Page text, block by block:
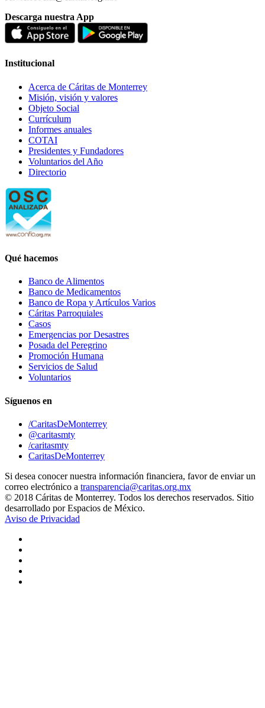
Descarga nuestra App
Institucional
Acerca de Cáritas de Monterrey
Misión, visión y valores
Objeto Social
Currículum
Informes anuales
COTAI
Presidentes y Fundadores
Voluntarios del Año
Directorio
Qué hacemos
Banco de Alimentos
Banco de Medicamentos
Banco de Ropa y Artículos Varios
Cáritas Parroquiales
Casos
Emergencias por Desastres
Posada del Peregrino
Promoción Humana
Servicios de Salud
Voluntarios
Síguenos en
/CaritasDeMonterrey
@caritasmty
/caritasmty
CaritasDeMonterrey
Si desea conocer nuestra información financiera, favor de enviar un
correo electrónico a transparencia@caritas.org.mx
© 2018 Cáritas de Monterrey. Todos los derechos reservados. Sitio
desarrollado por Espacios de México.
Aviso de Privacidad